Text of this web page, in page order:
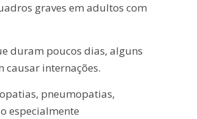
graves em adultos com
duram poucos dias, alguns
internações.
pneumopatias,
especialmente